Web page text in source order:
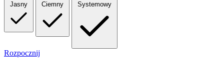
Jasny Ciemny Systemowy
Rozpocznij